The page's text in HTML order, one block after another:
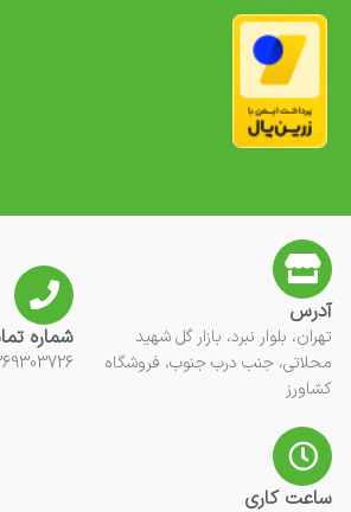
آدرس
تهران، بلوار نبرد، بازار گل شهید
محلاتی، جنب درب جنوب، فروشگاه
کشاورز
شماره
- 09028776465
ساعت کاری